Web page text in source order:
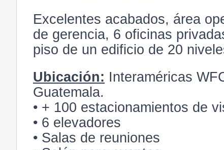
Excelentes acabados, área
de gerencia, 6 oficinas
piso de un edificio de 20
Ubicación: Interaméricas
Guatemala.
• + 100 estacionamientos de
• 6 elevadores
• Salas de reuniones